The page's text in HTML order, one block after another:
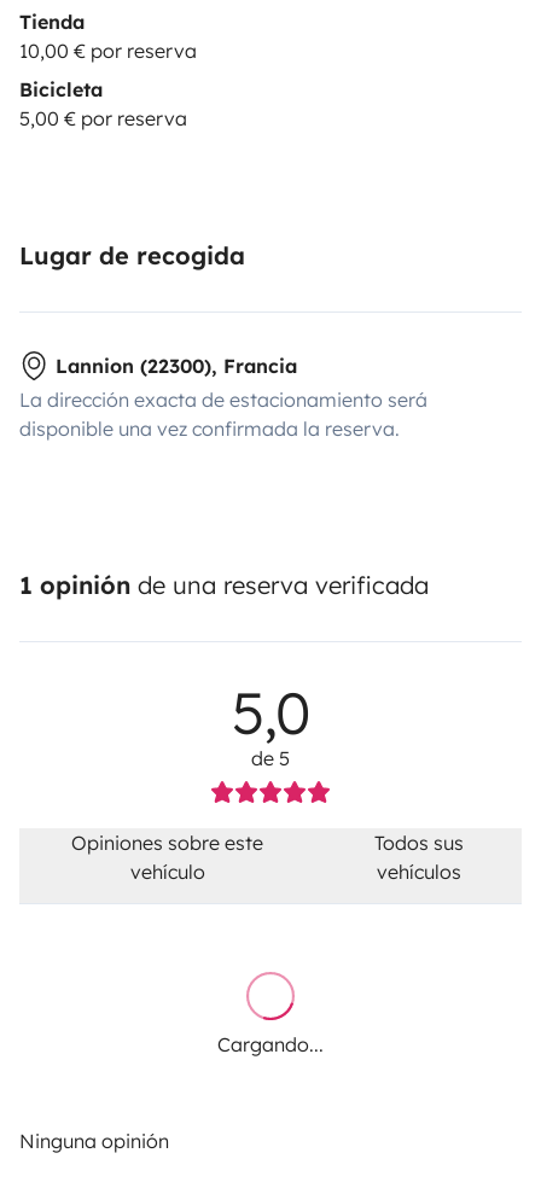
Tienda
10,00 € por reserva
Bicicleta
5,00 € por reserva
Lugar de recogida
Lannion (22300), Francia
La dirección exacta de estacionamiento será
disponible una vez confirmada la reserva.
1 opinión de una reserva verificada
5,0
de 5
Opiniones sobre este
vehículo
Todos sus
vehículos
Cargando...
Ninguna opinión